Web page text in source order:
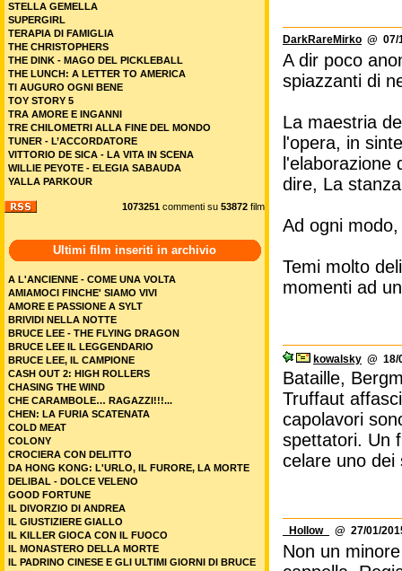
DarkRareMirko @ 07/
A dir poco
spiazzanti di
La maestria
l'opera, in
dire, La
Ad ogni
Temi molto
momenti ad
kowalsky @ 18/
Bataille,
Truffaut
capolavori
spettatori. Un
celare uno dei
_Hollow_ @ 27/01/
Non un
STELLA GEMELLA
SUPERGIRL
TERAPIA DI FAMIGLIA
THE CHRISTOPHERS
THE DINK - MAGO DEL PICKLEBALL
THE LUNCH: A LETTER TO AMERICA
TI AUGURO OGNI BENE
TOY STORY 5
TRA AMORE E INGANNI
TRE CHILOMETRI ALLA FINE DEL MONDO
TUNER - L’ACCORDATORE
VITTORIO DE SICA - LA VITA IN SCENA
WILLIE PEYOTE - ELEGIA SABAUDA
YALLA PARKOUR
1073251 commenti su 53872 film
Ultimi film inseriti in archivio
A L'ANCIENNE - COME UNA VOLTA
AMIAMOCI FINCHE' SIAMO VIVI
AMORE E PASSIONE A SYLT
BRIVIDI NELLA NOTTE
BRUCE LEE - THE FLYING DRAGON
BRUCE LEE IL LEGGENDARIO
BRUCE LEE, IL CAMPIONE
CASH OUT 2: HIGH ROLLERS
CHASING THE WIND
CHE CARAMBOLE… RAGAZZI!!!...
CHEN: LA FURIA SCATENATA
COLD MEAT
COLONY
CROCIERA CON DELITTO
DA HONG KONG: L'URLO, IL FURORE, LA MORTE
DELIBAL - DOLCE VELENO
GOOD FORTUNE
IL DIVORZIO DI ANDREA
IL GIUSTIZIERE GIALLO
IL KILLER GIOCA CON IL FUOCO
IL MONASTERO DELLA MORTE
IL PADRINO CINESE E GLI ULTIMI GIORNI DI BRUCE